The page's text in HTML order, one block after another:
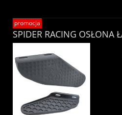
SPIDER RACING OSŁONA
promocja